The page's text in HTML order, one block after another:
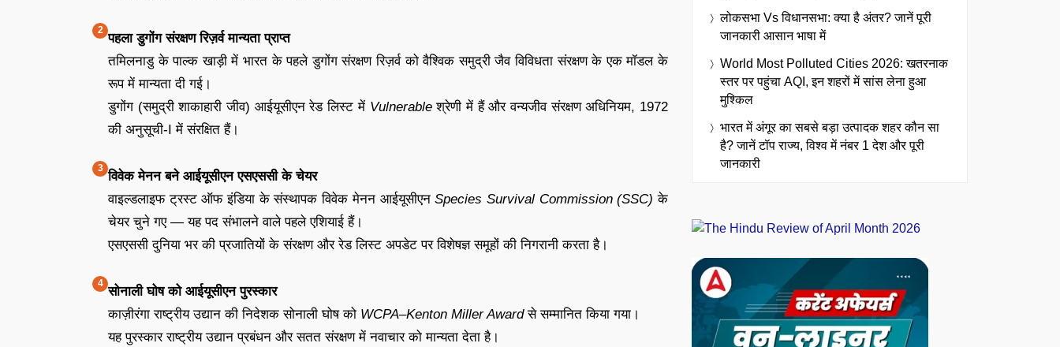
पहला डुगोंग संरक्षण रिज़र्व मान्यता प्राप्त
तमिलनाडु के पाल्क खाड़ी में भारत के पहले डुगोंग संरक्षण रिज़र्व को वैश्विक समुद्री जैव विविधता संरक्षण के एक मॉडल के
रूप में मान्यता दी गई।
डुगोंग (समुद्री शाकाहारी जीव) आईयूसीएन रेड लिस्ट में Vulnerableश्रेणी में हैं और वन्यजीव संरक्षण अधिनियम, 1972
की अनुसूची-I में संरक्षित हैं।
विवेक मेनन बने आईयूसीएन एसएससी के चेयर
वाइल्डलाइफ ट्रस्ट ऑफ इंडिया के संस्थापक विवेक मेनन आईयूसीएनSpecies Survival Commission (SSC) के
चेयर चुने गए — यह पद संभालने वाले पहले एशियाई हैं।
एसएससी दुनिया भर की प्रजातियों के संरक्षण और रेड लिस्ट अपडेट पर विशेषज्ञ समूहों की निगरानी करता है।
सोनाली घोष को आईयूसीएन पुरस्कार
काज़ीरंगा राष्ट्रीय उद्यान की निदेशक सोनाली घोष को WCPA–Kenton Miller Awardसे सम्मानित किया गया।
यह पुरस्कार राष्ट्रीय उद्यान प्रबंधन और सतत संरक्षण में नवाचार को मान्यता देता है।
लोकसभा Vs विधानसभा: क्या है अंतर? जानें पूरी
जानकारी आसान भाषा में
World Most Polluted Cities 2026: खतरनाक
स्तर पर पहुंचा AQI, इन शहरों में सांस लेना हुआ
मुश्किल
भारत में अंगूर का सबसे बड़ा उत्पादक शहर कौन सा
है? जानें टॉप राज्य, विश्व में नंबर 1 देश और पूरी
जानकारी